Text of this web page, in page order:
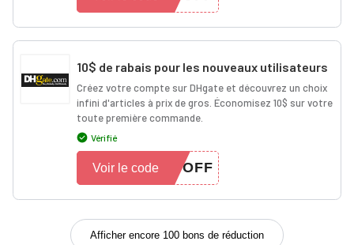
10$ de rabais pour les nouveaux utilisateurs
Créez votre compte sur DHgate et découvrez un choix
infini d'articles à prix de gros. Économisez 10$ sur votre
toute première commande.
Vérifié
0OFF
Voir le code
Afficher encore 100 bons de réduction